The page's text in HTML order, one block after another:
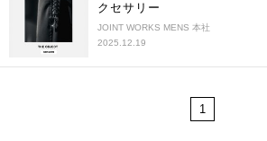
クセサリー
JOINT WORKS MENS 本社
2025.12.19
1